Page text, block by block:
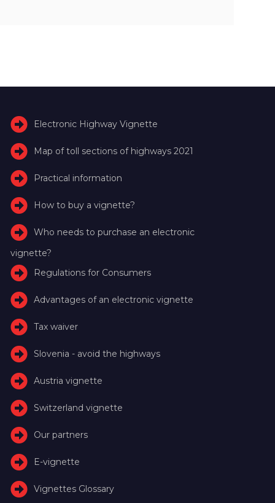
Electronic Highway Vignette
Map of toll sections of highways 2021
Practical information
How to buy a vignette?
Who needs to purchase an electronic
vignette?
Regulations for Consumers
Advantages of an electronic vignette
Tax waiver
Slovenia - avoid the highways
Austria vignette
Switzerland vignette
Our partners
E-vignette
Vignettes Glossary